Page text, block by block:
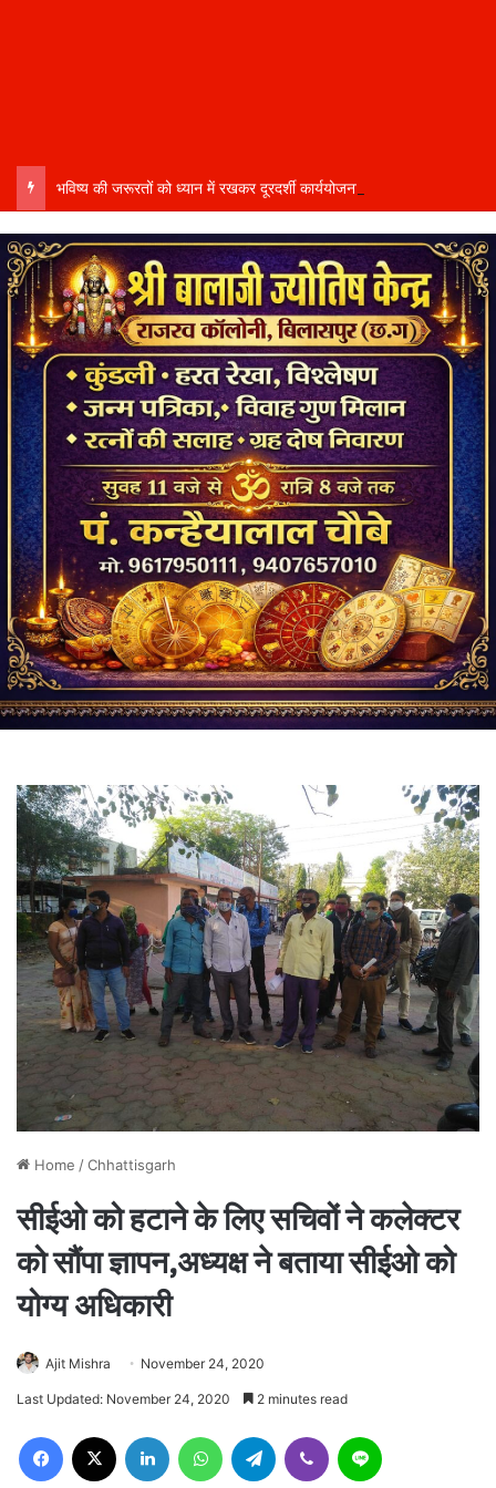
Home /Chhattisgarh
सीईओ को हटाने के लिए सचिवों ने कलेक्टर
को सौंपा ज्ञापन,अध्यक्ष ने बताया सीईओ को
योग्य अधिकारी
Ajit Mishra November 24, 2020
Last Updated: November 24, 2020 2 minutes read
Facebook LinkedIn WhatsAppTelegram Viber